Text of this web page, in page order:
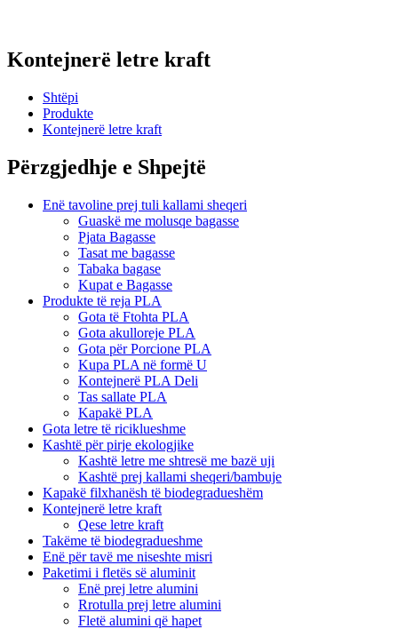
Kontejnerë letre kraft
Shtëpi
Produkte
Kontejnerë letre kraft
Përzgjedhje e Shpejtë
Enë tavoline prej tuli kallami sheqeri
Guaskë me molusqe bagasse
Pjata Bagasse
Tasat me bagasse
Tabaka bagase
Kupat e Bagasse
Produkte të reja PLA
Gota të Ftohta PLA
Gota akulloreje PLA
Gota për Porcione PLA
Kupa PLA në formë U
Kontejnerë PLA Deli
Tas sallate PLA
Kapakë PLA
Gota letre të riciklueshme
Kashtë për pirje ekologjike
Kashtë letre me shtresë me bazë uji
Kashtë prej kallami sheqeri/bambuje
Kapakë filxhanësh të biodegradueshëm
Kontejnerë letre kraft
Qese letre kraft
Takëme të biodegradueshme
Enë për tavë me niseshte misri
Paketimi i fletës së aluminit
Enë prej letre alumini
Rrotulla prej letre alumini
Fletë alumini që hapet